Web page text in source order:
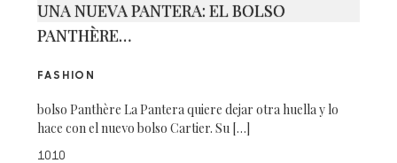
UNA NUEVA PANTERA: EL BOLSO
PANTHÈRE…
FASHION
bolso Panthère La Pantera quiere dejar otra huella y lo
hace con el nuevo bolso Cartier. Su […]
1010